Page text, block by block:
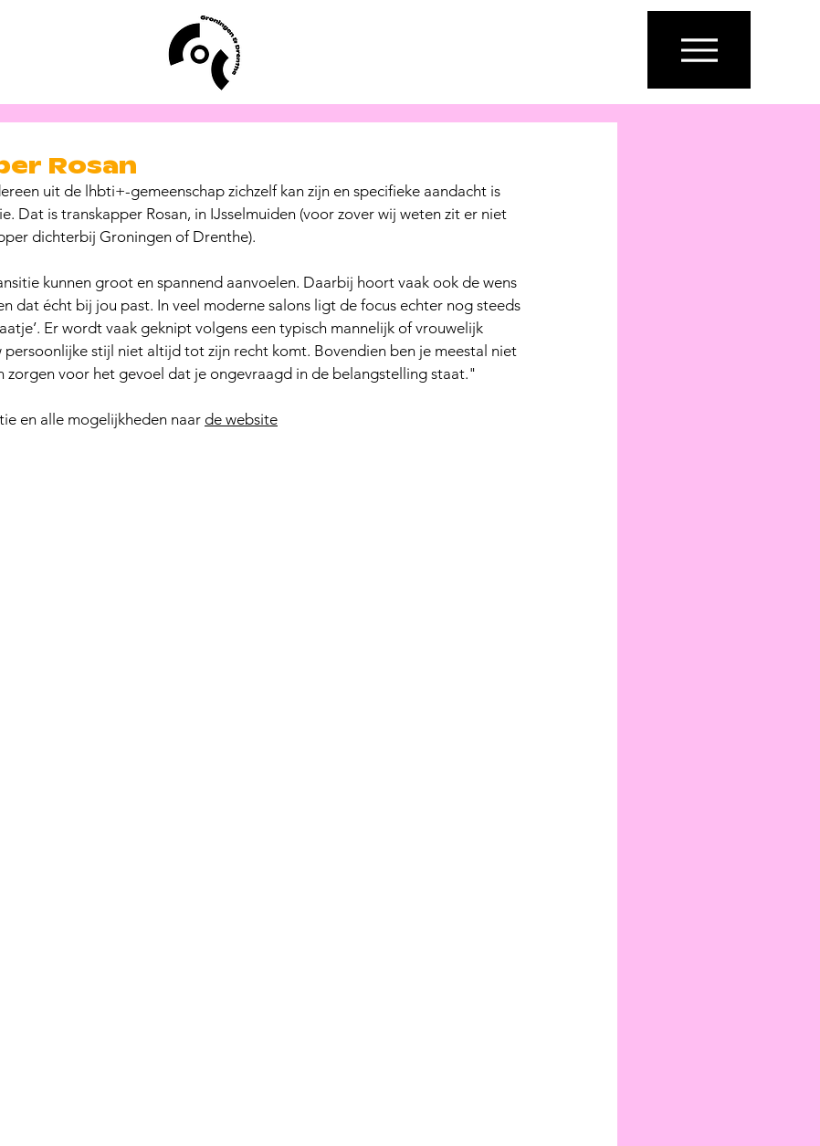
Rosan
uit de lhbti+-gemeenschap zichzelf kan zijn en specifieke aandacht is
Dat is transkapper Rosan, in IJsselmuiden (voor zover wij weten zit er niet
dichterbij Groningen of Drenthe).
kunnen groot en spannend aanvoelen. Daarbij hoort vaak ook de wens
dat écht bij jou past. In veel moderne salons ligt de focus echter nog steeds
Er wordt vaak geknipt volgens een typisch mannelijk of vrouwelijk
stijl niet altijd tot zijn recht komt. Bovendien ben je meestal niet
zorgen voor het gevoel dat je ongevraagd in de belangstelling staat."
en alle mogelijkheden naar de website